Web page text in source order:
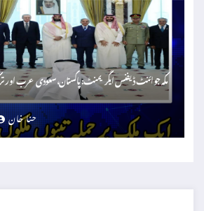
مکہ جوائنٹ ڈیفنس ایگریمنٹ: پاکستان، سعودی عرب اور
حنا خان